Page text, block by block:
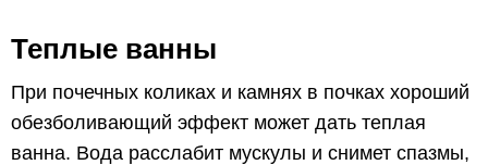
Теплые ванны
При почечных коликах и камнях в почках хороший
обезболивающий эффект может дать теплая
ванна. Вода расслабит мускулы и снимет спазмы,